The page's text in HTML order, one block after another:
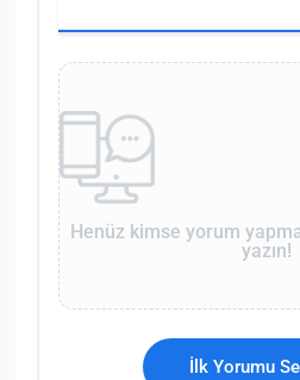
Henüz kimse yorum
yazın!
İlk Yorumu